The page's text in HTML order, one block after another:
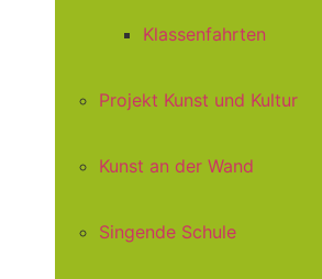
Klassenfahrten
Projekt Kunst und Kultur
Kunst an der Wand
Singende Schule